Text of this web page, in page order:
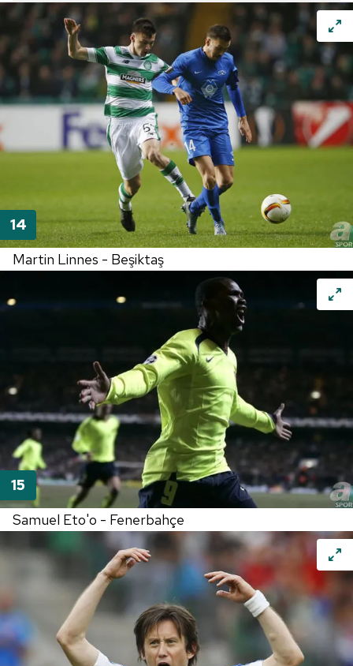
Çerezlere ilişkin tercihlerinizi aşağıda yer alan panel
vasıtasıyla belirleyebilirsiniz. Çerezlere ilişkin detaylı bilgi
için Ayarlar butonuna tıklayabilir,Çerez Bilgilendirme
Metnimizi ziyaret edebilirsiniz.
6698 sayılı Kişisel Verilerin Korunması Kanunu uyarınca
hazırlanmış Aydınlatma Metnimizi okumak ve sitemizde
ilgili mevzuata uygun olarak kullanılan çerezlerle ilgili bilgi
tıklayınız.
Martin Linnes - Beşiktaş
Samuel Eto'o - Fenerbahçe